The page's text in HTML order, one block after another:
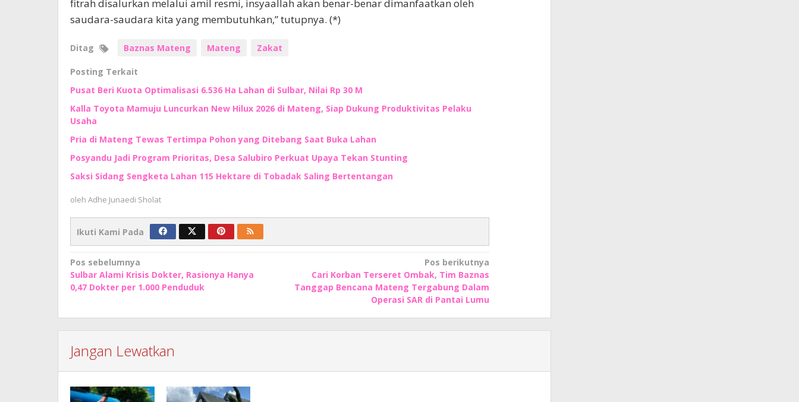
fitrah disalurkan melalui amil resmi, insyaallah akan benar-benar dimanfaatkan oleh
saudara-saudara kita yang membutuhkan,” tutupnya. (*)
Ditag Baznas Mateng Mateng Zakat
Posting Terkait
Pusat Beri Kuota Optimalisasi 6.536 Ha Lahan di Sulbar, Nilai Rp 30 M
Kalla Toyota Mamuju Luncurkan New Hilux 2026 di Mateng, Siap Dukung Produktivitas Pelaku
Usaha
Pria di Mateng Tewas Tertimpa Pohon yang Ditebang Saat Buka Lahan
Posyandu Jadi Program Prioritas, Desa Salubiro Perkuat Upaya Tekan Stunting
Saksi Sidang Sengketa Lahan 115 Hektare di Tobadak Saling Bertentangan
oleh Adhe Junaedi Sholat
Ikuti Kami Pada
Navigasi
pos
Pos sebelumnya
Sulbar Alami Krisis Dokter, Rasionya Hanya
0,47 Dokter per 1.000 Penduduk
Pos berikutnya
Cari Korban Terseret Ombak, Tim Baznas
Tanggap Bencana Mateng Tergabung Dalam
Operasi SAR di Pantai Lumu
Jangan Lewatkan